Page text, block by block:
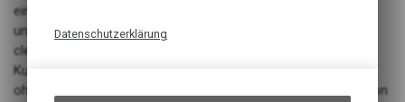
einer Fläche von 115x110 mm ist vorne breiter für mehr Halt
und hinten schlanker für optimale Bewegungsfreiheit. Dank
cleverer Kombination aus innenliegenden Gleitlagern &
Kugellagern aussen entsteht eine durchgehende Standfläche
ohne störende Wölbung. 11 höhenverstellbare Pins, welche von
Datenschutzerklärung